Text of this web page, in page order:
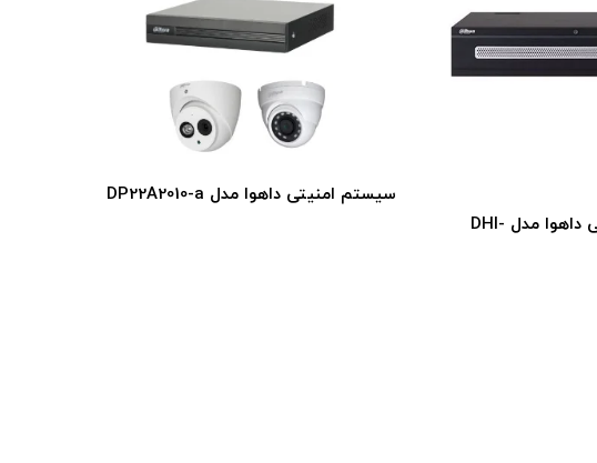
ضبط کننده ویدیوئی داهوا مدل DHI-
سیستم امنیتی داهوا مدل DP22A2010-a